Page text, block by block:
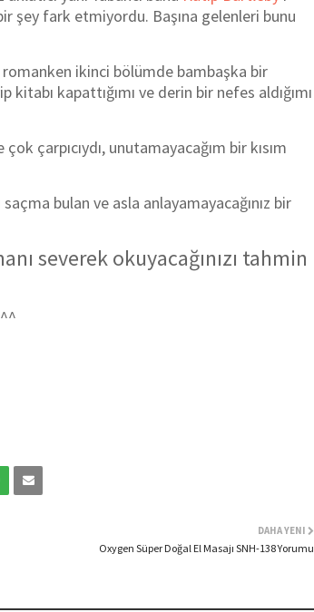
şey fark etmiyordu. Başına gelenleri bunu
ikinci bölümde bambaşka bir
kapattığımı ve derin bir nefes aldığımı
çarpıcıydı, unutamayacağım bir kısım
bulan ve asla anlayamayacağınız bir
severek okuyacağınızı tahmin
DAHA YENI
Oxygen Süper Doğal El Masajı SNH-138 Yorumu